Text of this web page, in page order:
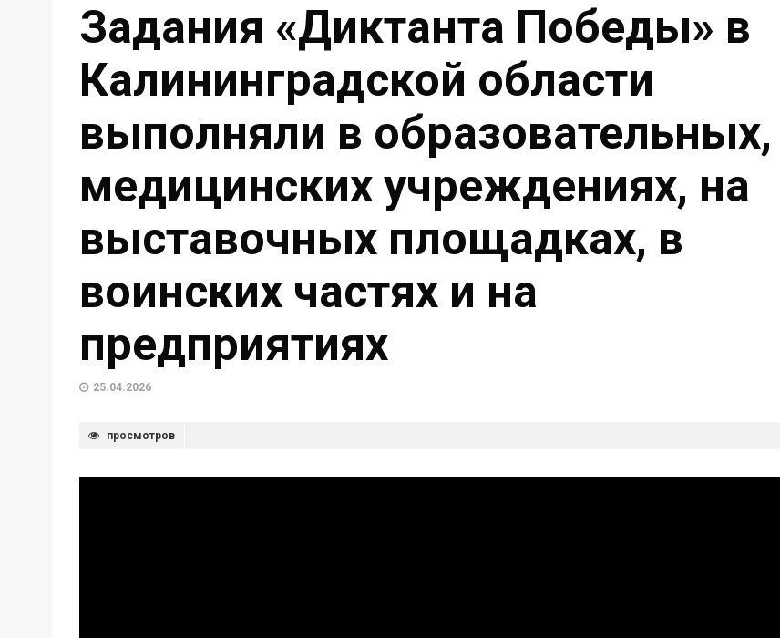
Задания «Диктанта Победы» в
Калининградской области
выполняли в образовательных,
медицинских учреждениях, на
выставочных площадках, в
воинских частях и на
предприятиях
25.04.2026
просмотров